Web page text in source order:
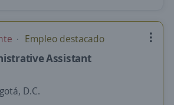
Empleo destacado
Assistant
D.C.